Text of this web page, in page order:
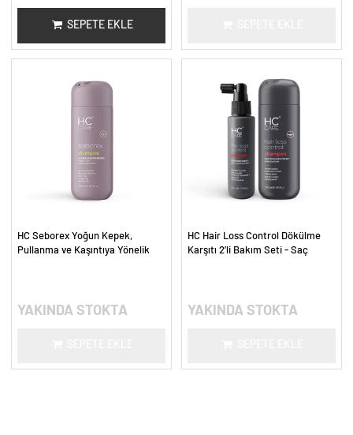
SEPETE EKLE
HC Seborex Yoğun Kepek,
Pullanma ve Kaşıntıya Yönelik
YAKINDA STOKTA
HC Hair Loss Control Dökülme
Karşıtı 2’li Bakım Seti - Saç
YAKINDA STOKTA